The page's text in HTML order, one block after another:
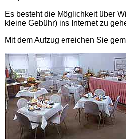
Es besteht die Möglichkeit über
kleine Gebühr) ins Internet zu
Mit dem Aufzug erreichen Sie